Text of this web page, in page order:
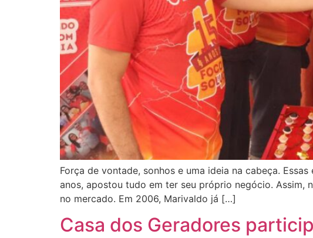
Força de vontade, sonhos e uma ideia na cabeça.
anos, apostou tudo em ter seu próprio negócio. Assim,
no mercado. Em 2006, Marivaldo já […]
Casa dos Geradores